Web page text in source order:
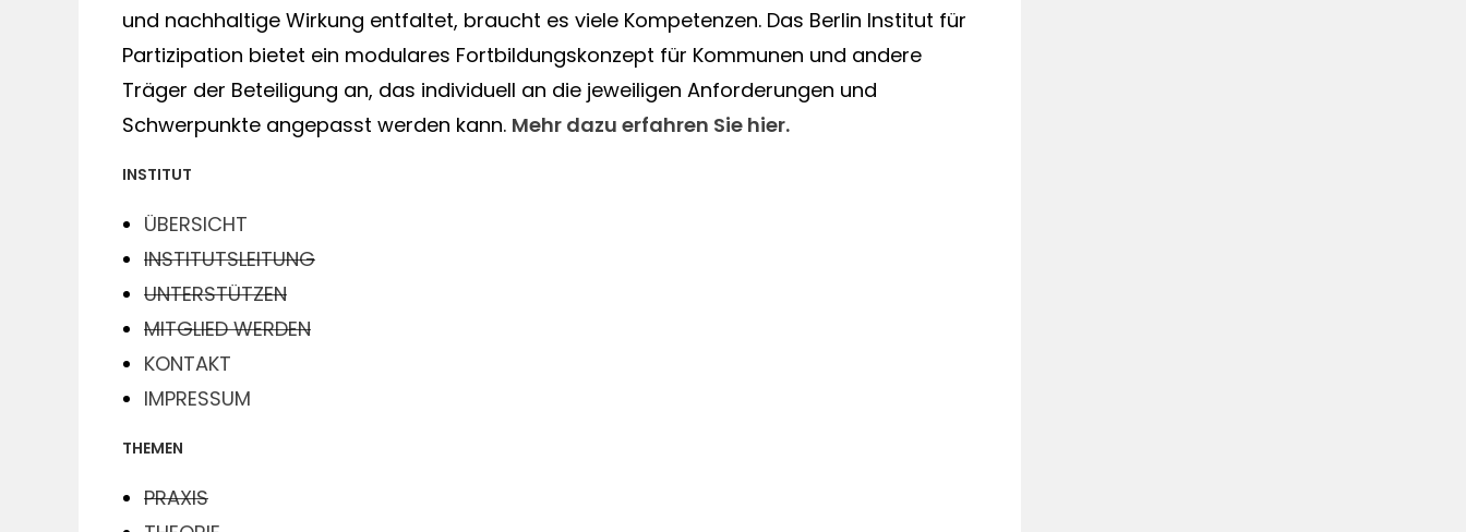
und nachhaltige Wirkung entfaltet, braucht es viele Kompetenzen. Das Berlin Institut für
Partizipation bietet ein modulares Fortbildungskonzept für Kommunen und andere
Träger der Beteiligung an, das individuell an die jeweiligen Anforderungen und
Schwerpunkte angepasst werden kann. Mehr dazu erfahren Sie hier.
INSTITUT
ÜBERSICHT
INSTITUTSLEITUNG
UNTERSTÜTZEN
MITGLIED WERDEN
KONTAKT
IMPRESSUM
THEMEN
PRAXIS